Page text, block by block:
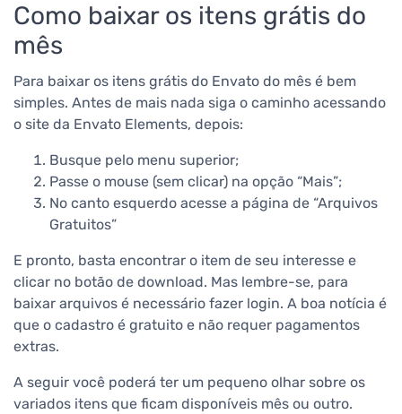
Como baixar os itens grátis do
mês
Para baixar os itens grátis do Envato do mês é bem
simples. Antes de mais nada siga o caminho acessando
o site da Envato Elements, depois:
Busque pelo menu superior;
Passe o mouse (sem clicar) na opção “Mais”;
No canto esquerdo acesse a página de “Arquivos
Gratuitos”
E pronto, basta encontrar o item de seu interesse e
clicar no botão de download. Mas lembre-se, para
baixar arquivos é necessário fazer login. A boa notícia é
que o cadastro é gratuito e não requer pagamentos
extras.
A seguir você poderá ter um pequeno olhar sobre os
variados itens que ficam disponíveis mês ou outro.